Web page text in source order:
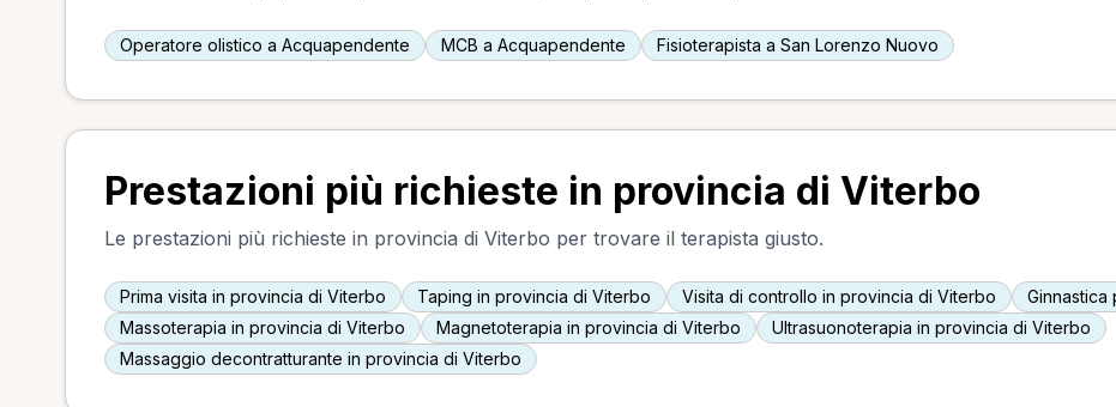
Operatore olistico a Acquapendente MCB a Acquapendente Fisioterapista a San Lorenzo Nuovo
Prestazioni più richieste in provincia di Viterbo
Le prestazioni più richieste in provincia di Viterbo per trovare il terapista giusto.
Prima visita in provincia di Viterbo Taping in provincia di Viterbo Visita di controllo in provincia di Viterbo
Massoterapia in provincia di Viterbo
Magnetoterapia in provincia di Viterbo
Ultrasuonoterapia in provincia di Viterbo
Massaggio decontratturante in provincia di Viterbo